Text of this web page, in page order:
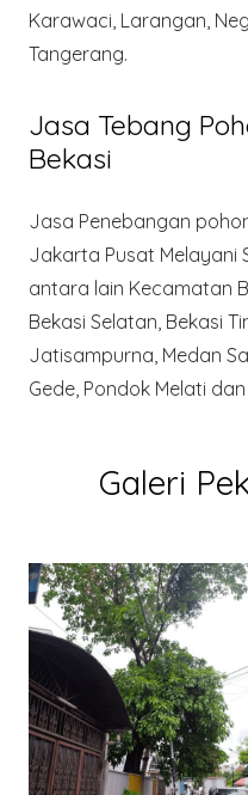
Karawaci, Larangan,
Tangerang.
Jasa Tebang
Bekasi
Jasa Penebangan
Jakarta Pusat Melayani
antara lain Kecamatan
Bekasi Selatan, Bekasi
Jatisampurna, Medan
Gede, Pondok Melati
Galeri